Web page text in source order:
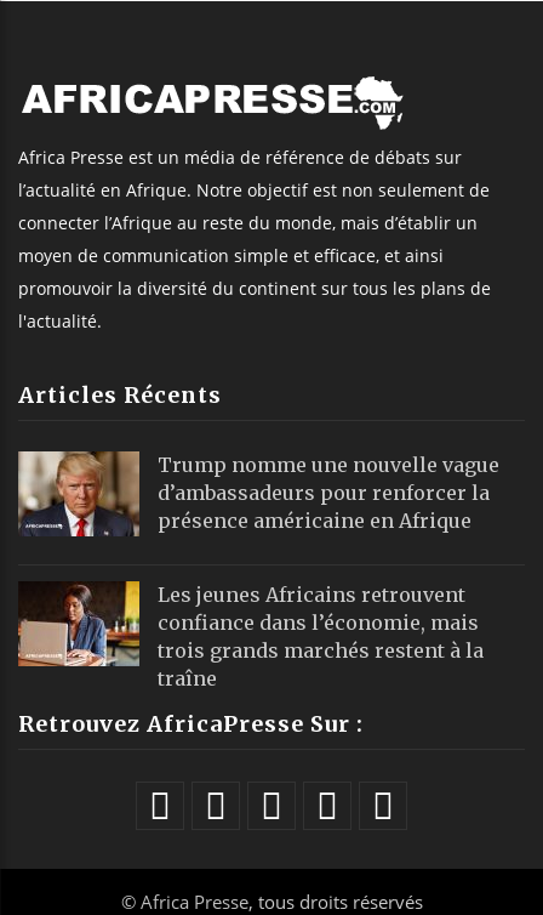
Africa Presse est un média de référence de débats sur
l’actualité en Afrique. Notre objectif est non seulement de
connecter l’Afrique au reste du monde, mais d’établir un
moyen de communication simple et efficace, et ainsi
promouvoir la diversité du continent sur tous les plans de
l'actualité.
Articles Récents
Trump nomme une nouvelle vague
d’ambassadeurs pour renforcer la
présence américaine en Afrique
Les jeunes Africains retrouvent
confiance dans l’économie, mais
trois grands marchés restent à la
traîne
Retrouvez AfricaPresse Sur :
© Africa Presse, tous droits réservés